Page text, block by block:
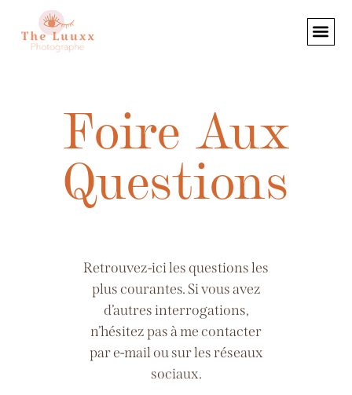
Foire Aux
Questions
Retrouvez-ici les questions les
plus courantes. Si vous avez
d’autres interrogations,
n’hésitez pas à me contacter
par e-mail ou sur les réseaux
sociaux.